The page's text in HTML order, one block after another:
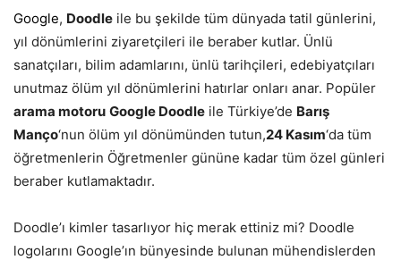
Google, Doodle ile bu şekilde tüm dünyada tatil günlerini,
yıl dönümlerini ziyaretçileri ile beraber kutlar. Ünlü
sanatçıları, bilim adamlarını, ünlü tarihçileri, edebiyatçıları
unutmaz ölüm yıl dönümlerini hatırlar onları anar. Popüler
arama motoru Google Doodle ile Türkiye’de Barış
Manço‘nun ölüm yıl dönümünden tutun,24 Kasım‘da tüm
öğretmenlerin Öğretmenler gününe kadar tüm özel günleri
beraber kutlamaktadır.
Doodle’ı kimler tasarlıyor hiç merak ettiniz mi? Doodle
logolarını Google’ın bünyesinde bulunan mühendislerden